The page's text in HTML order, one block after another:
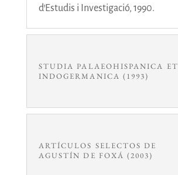
d’Estudis i Investigació, 1990.
STUDIA PALAEOHISPANICA ET
INDOGERMANICA (1993)
ARTÍCULOS SELECTOS DE
AGUSTÍN DE FOXÁ (2003)